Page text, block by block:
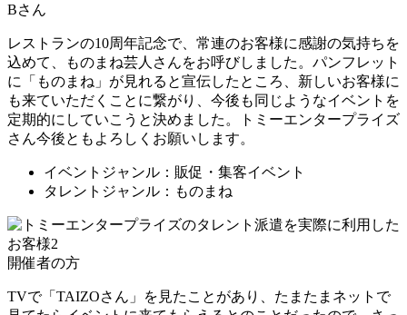
Bさん
レストランの10周年記念で、常連のお客様に感謝の気持ちを
込めて、ものまね芸人さんをお呼びしました。パンフレット
に「ものまね」が見れると宣伝したところ、新しいお客様に
も来ていただくことに繋がり、今後も同じようなイベントを
定期的にしていこうと決めました。トミーエンタープライズ
さん今後ともよろしくお願いします。
イベントジャンル：販促・集客イベント
タレントジャンル：ものまね
開催者の方
TVで「TAIZOさん」を見たことがあり、たまたまネットで